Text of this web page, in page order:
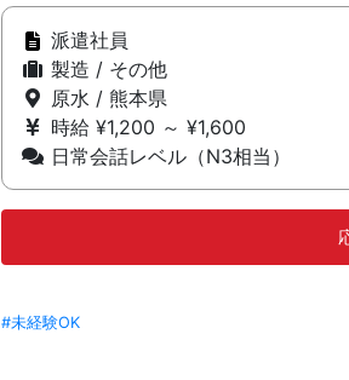
派遣社員
製造 / その他
原水 / 熊本県
時給 ¥1,200 ～ ¥1,600
日常会話レベル（N3相当）
#未経験OK